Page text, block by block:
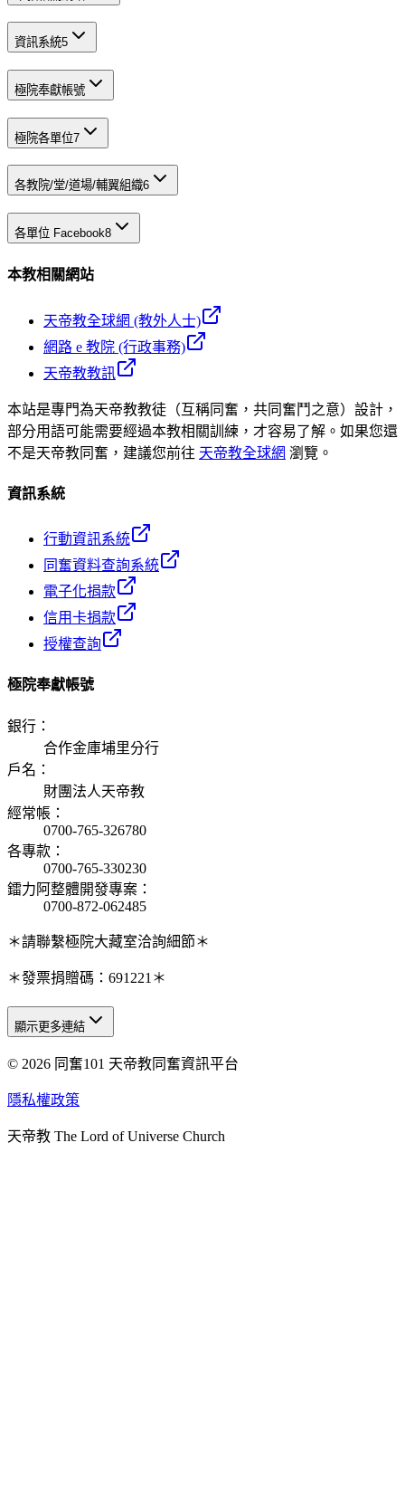
資訊系統5
極院奉獻帳號
極院各單位7
各教院/堂/道場/輔翼組織6
各單位 Facebook8
本教相關網站
天帝教全球網 (教外人士)
網路 e 教院 (行政事務)
天帝教教訊
本站是專門為天帝教教徒（互稱同奮，共同奮鬥之意）設計，
部分用語可能需要經過本教相關訓練，才容易了解。如果您還
不是天帝教同奮，建議您前往 天帝教全球網 瀏覽。
資訊系統
行動資訊系統
同奮資料查詢系統
電子化捐款
信用卡捐款
授權查詢
極院奉獻帳號
銀行 ：
合作金庫埔里分行
戶名 ：
財團法人天帝教
經常帳 ：
0700-765-326780
各專款 ：
0700-765-330230
鐳力阿整體開發專案 ：
0700-872-062485
＊請聯繫極院大藏室洽詢細節＊
＊發票捐贈碼：691221＊
天人研究總院
天人研究學院
天人炁功院
顯示更多連結
© 2026 同奮101 天帝教同奮資訊平台
隱私權政策
天帝教 The Lord of Universe Church